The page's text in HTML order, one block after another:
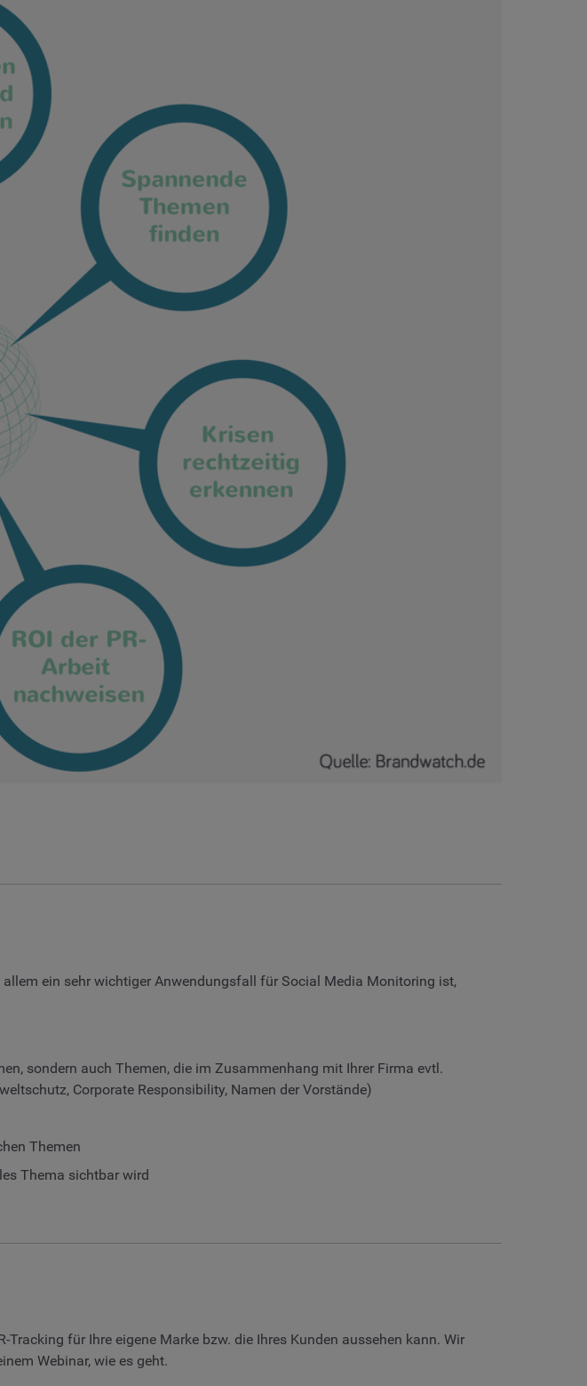
ein sehr wichtiger Anwendungsfall für Social Media Monitoring ist,
sondern auch Themen, die im Zusammenhang mit Ihrer Firma evtl.
Corporate Responsibility, Namen der Vorstände)
Themen
Thema sichtbar wird
für Ihre eigene Marke bzw. die Ihres Kunden aussehen kann. Wir
Webinar, wie es geht.